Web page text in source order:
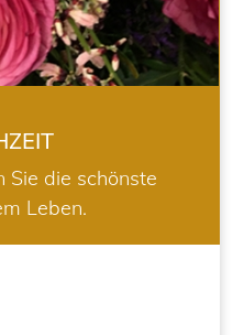
Sie die schönste
Leben.